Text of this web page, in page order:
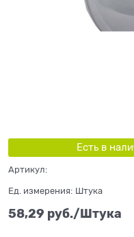
Есть в
Артикул:
Ед. измерения: Штука
58,29 руб./Штука